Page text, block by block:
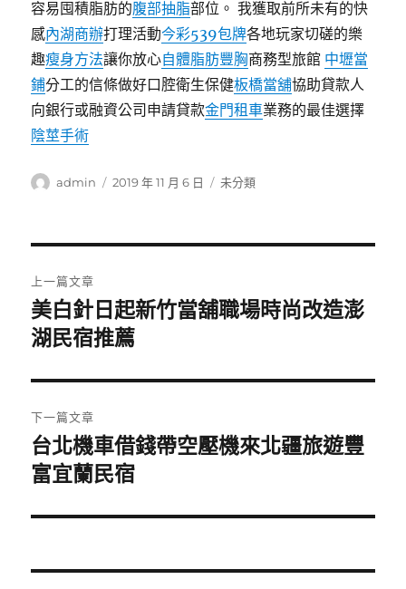
容易囤積脂肪的腹部抽脂部位。 我獲取前所未有的快
感內湖商辦打理活動今彩539包牌各地玩家切磋的樂
趣瘦身方法讓你放心自體脂肪豐胸商務型旅館 中壢當
鋪分工的信條做好口腔衛生保健板橋當舖協助貸款人
向銀行或融資公司申請貸款金門租車業務的最佳選擇
陰莖手術
作
admin
發
2019 年 11 月 6 日
分
未分類
章
導
覽
上一篇文章
上
一
文
章:
美白針日起新竹當舖職場時尚改造澎
湖民宿推薦
下一篇文章
下
一
文
台北機車借錢帶空壓機來北疆旅遊豐
富宜蘭民宿